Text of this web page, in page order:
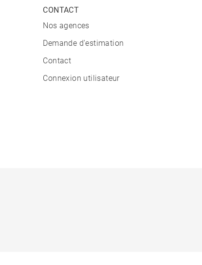
CONTACT
Nos agences
Demande d'estimation
Contact
Connexion utilisateur